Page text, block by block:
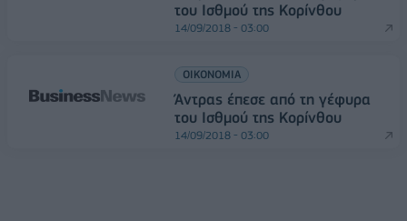
του Ισθμού της Κορίνθου
14/09/2018 - 03:00
ΟΙΚΟΝΟΜΙΑ
Άντρας έπεσε από τη γέφυρα
του Ισθμού της Κορίνθου
14/09/2018 - 03:00